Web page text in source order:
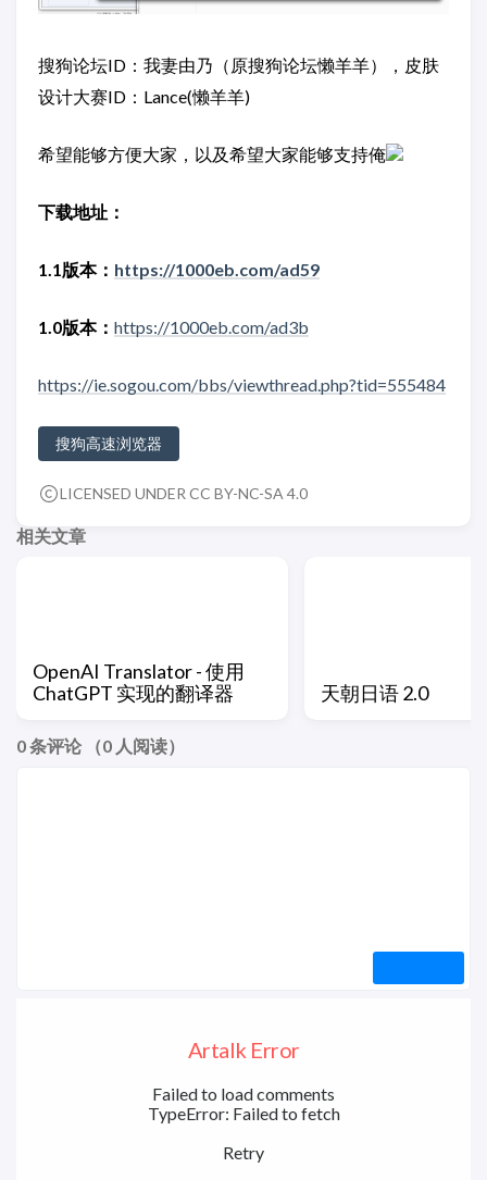
搜狗论坛ID：我妻由乃（原搜狗论坛懒羊羊），皮肤
设计大赛ID：Lance(懒羊羊)
希望能够方便大家，以及希望大家能够支持俺
下载地址：
1.1版本： https://1000eb.com/ad59
1.0版本： https://1000eb.com/ad3b
https://ie.sogou.com/bbs/viewthread.php?tid=555484
搜狗高速浏览器
LICENSED UNDER CC BY-NC-SA 4.0
相关文章
OpenAI Translator - 使用
ChatGPT 实现的翻译器
天朝日语 2.0
0条评论 （0 人阅读）
Artalk Error
Failed to load comments
TypeError: Failed to fetch
Retry